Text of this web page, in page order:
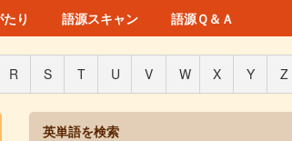
り 語源スキャン 語源Ｑ＆Ａ
R S T U V W X Y Z
英単語を検索